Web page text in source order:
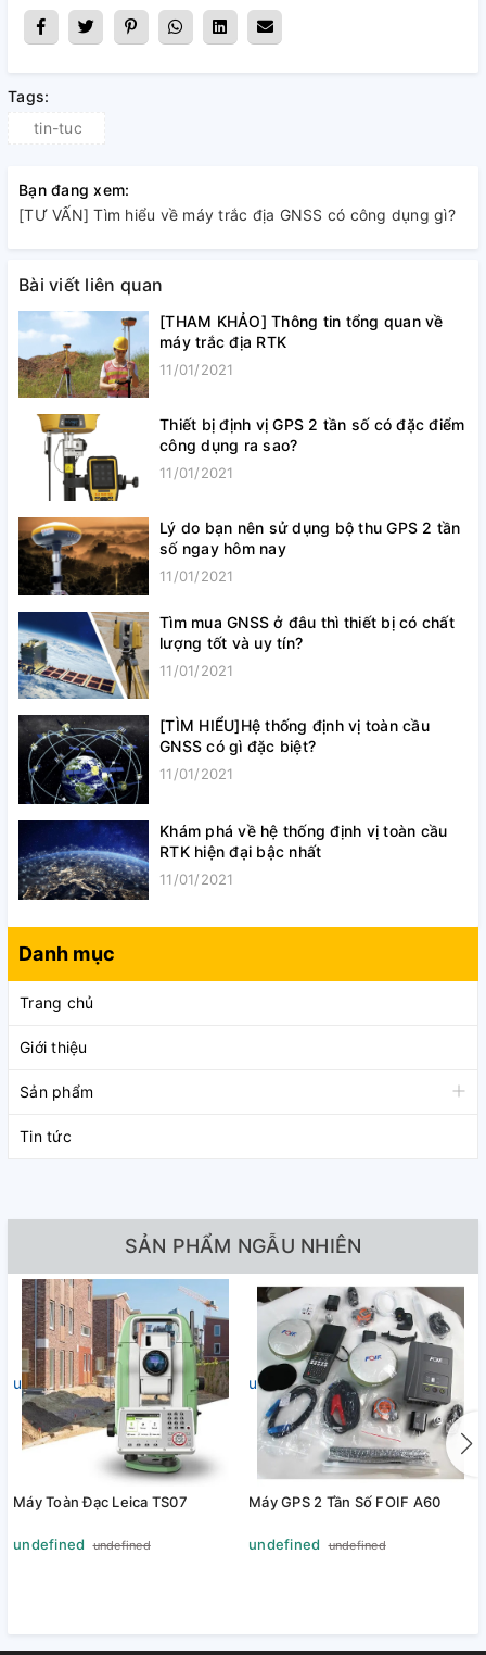
Tags:
tin-tuc
Bạn đang xem:
[TƯ VẤN] Tìm hiểu về máy trắc địa GNSS có công dụng gì?
Bài viết liên quan
[THAM KHẢO] Thông tin tổng quan về
máy trắc địa RTK
11/01/2021
Thiết bị định vị GPS 2 tần số có đặc điểm
công dụng ra sao?
11/01/2021
Lý do bạn nên sử dụng bộ thu GPS 2 tần
số ngay hôm nay
11/01/2021
Tìm mua GNSS ở đâu thì thiết bị có chất
lượng tốt và uy tín?
11/01/2021
[TÌM HIỂU]Hệ thống định vị toàn cầu
GNSS có gì đặc biệt?
11/01/2021
Khám phá về hệ thống định vị toàn cầu
RTK hiện đại bậc nhất
11/01/2021
Danh mục
Trang chủ
Giới thiệu
Sản phẩm
Tin tức
SẢN PHẨM NGẪU NHIÊN
undefined
Máy Toàn Đạc Leica TS07
undefined undefined
undefined
Máy GPS 2 Tần Số FOIF A60
undefined undefined